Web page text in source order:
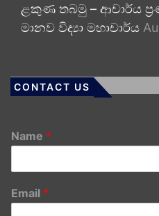
ළකුණ තබමු – ආචාර්ය
මානව විද්‍යා මහාචාර්ය
CONTACT US
Name *
Email *